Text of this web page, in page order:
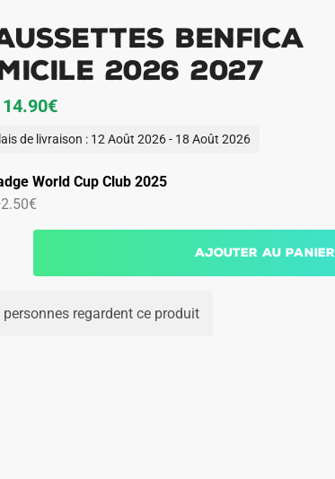
Benfica
2026 2027
Le
prix
était :
19.90€.
14.90€Le
prix
est :
de livraison : 12 Août 2026 - 18 Août 2026
World Cup Club 2025
Ajouter au panier
personnes regardent ce produit